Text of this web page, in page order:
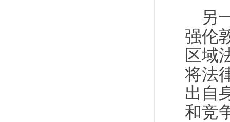
另
强伦
区域
将法
出自
和竞